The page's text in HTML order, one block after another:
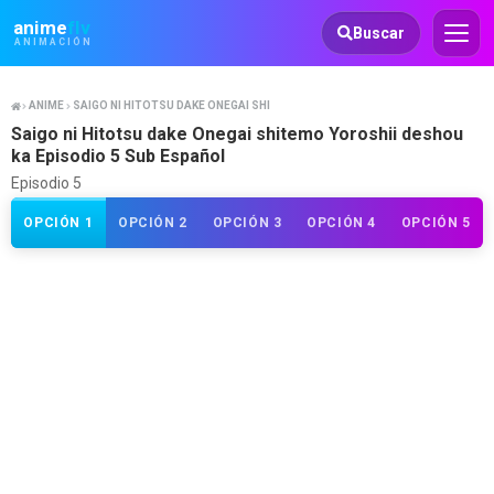
animeflv
ANIMACIÓN
Animeflv Buscar
ANIME SAIGO NI HITOTSU DAKE ONEGAI SHITEMO YOROSHII DESHOU KA
Saigo ni Hitotsu dake Onegai shitemo Yoroshii deshou
ka Episodio 5 Sub Español
Episodio 5
OPCIÓN 1 OPCIÓN 2 OPCIÓN 3 OPCIÓN 4 OPCIÓN 5